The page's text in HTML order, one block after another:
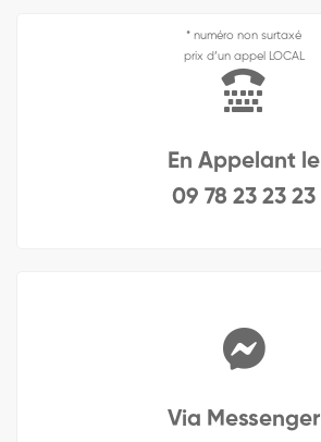
* numéro non surtaxé
prix d’un appel LOCAL
En Appelant le
09 78 23 23 23
Via Messenger